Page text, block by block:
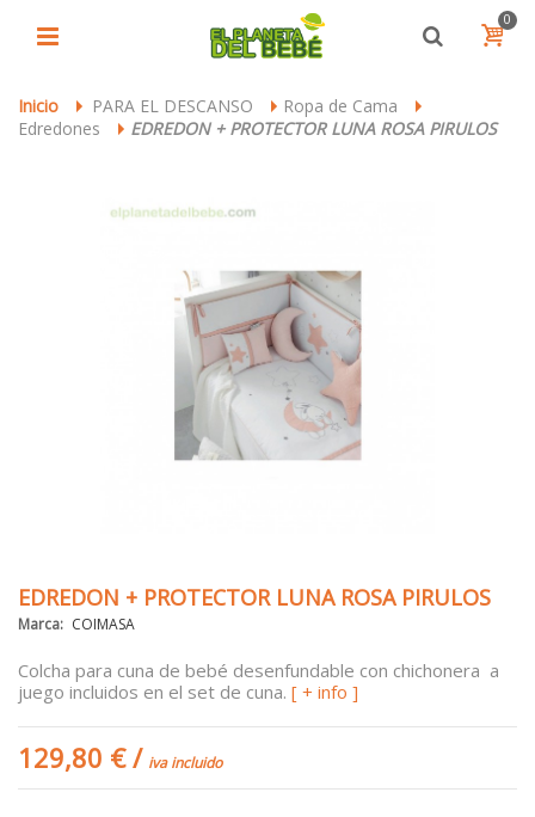
0
Inicio > PARA EL DESCANSO > Ropa de Cama >
Edredones > EDREDON + PROTECTOR LUNA ROSA PIRULOS
EDREDON + PROTECTOR LUNA ROSA PIRULOS
Marca: COIMASA
Colcha para cuna de bebé desenfundable con chichonera a
juego incluidos en el set de cuna. [ + info ]
129,80 €/ iva incluido